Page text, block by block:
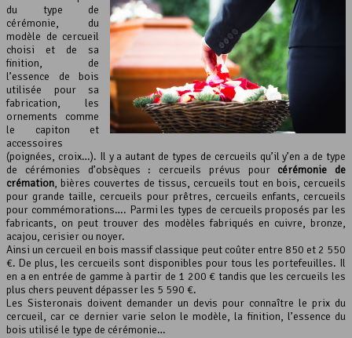
du type de
cérémonie, du
modèle de cercueil
choisi et de sa
finition, de
l’essence de bois
utilisée pour sa
fabrication, les
ornements comme
le capiton et
accessoires
(poignées, croix…). Il y a autant de types de cercueils qu’il y’en a de type
de cérémonies d’obsèques : cercueils prévus pour cérémonie de
crémation, bières couvertes de tissus, cercueils tout en bois, cercueils
pour grande taille, cercueils pour prêtres, cercueils enfants, cercueils
pour commémorations…. Parmi les types de cercueils proposés par les
fabricants, on peut trouver des modèles fabriqués en cuivre, bronze,
acajou, cerisier ou noyer.
Ainsi un cercueil en bois massif classique peut coûter entre 850 et 2 550
€. De plus, les cercueils sont disponibles pour tous les portefeuilles. Il
en a en entrée de gamme à partir de 1 200 € tandis que les cercueils les
plus chers peuvent dépasser les 5 590 €.
Les Sisteronais doivent demander un devis pour connaître le prix du
cercueil, car ce dernier varie selon le modèle, la finition, l’essence du
bois utilisé le type de cérémonie…